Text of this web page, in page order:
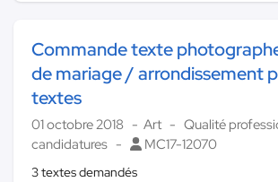
Commande texte
de mariage / arrondissement
textes
01 octobre 2018 Art Qualité
candidatures
MC17-12070
3 textes demandés